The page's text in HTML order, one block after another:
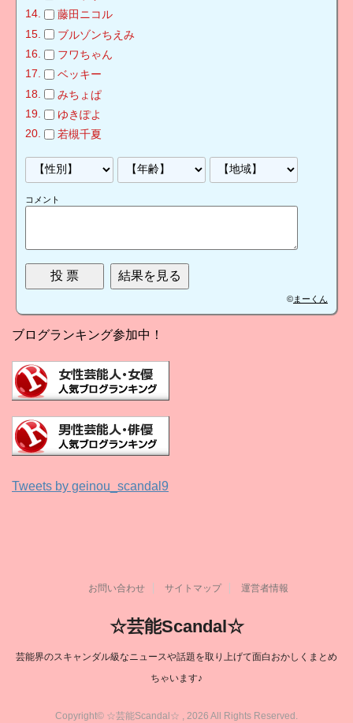
藤田ニコル
ブルゾンちえみ
フワちゃん
ベッキー
みちょぱ
ゆきぽよ
若槻千夏
コメント
©まーくん
ブログランキング参加中！
Tweets by geinou_scandal9
お問い合わせ サイトマップ 運営者情報
☆芸能Scandal☆
芸能界のスキャンダル級なニュースや話題を取り上げて面白おかしくまとめ
ちゃいます♪
Copyright© ☆芸能Scandal☆ , 2026 All Rights Reserved.